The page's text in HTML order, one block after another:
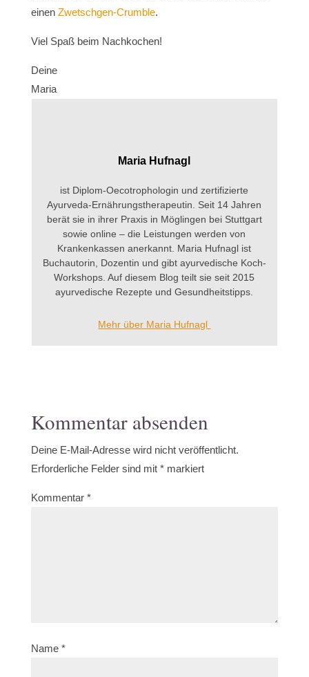
einen Zwetschgen-Crumble.
Viel Spaß beim Nachkochen!
Deine
Maria
Maria Hufnagl
ist Diplom-Oecotrophologin und zertifizierte
Ayurveda-Ernährungstherapeutin. Seit 14 Jahren
berät sie in ihrer Praxis in Möglingen bei Stuttgart
sowie online – die Leistungen werden von
Krankenkassen anerkannt. Maria Hufnagl ist
Buchautorin, Dozentin und gibt ayurvedische Koch-
Workshops. Auf diesem Blog teilt sie seit 2015
ayurvedische Rezepte und Gesundheitstipps.
Mehr über Maria Hufnagl
Kommentar absenden
Deine E-Mail-Adresse wird nicht veröffentlicht.
Erforderliche Felder sind mit *markiert
Kommentar *
Name *